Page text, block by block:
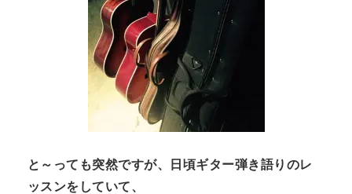
と～っても突然ですが、日頃ギター弾き語りのレ
ッスンをしていて、